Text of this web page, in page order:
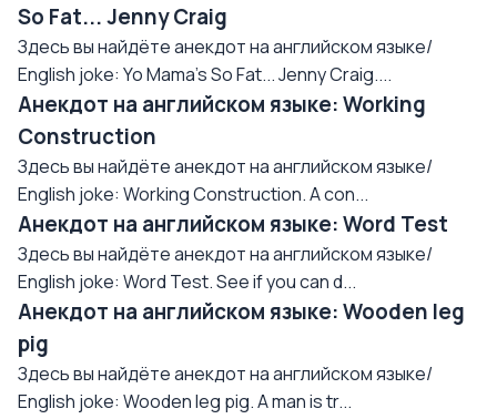
So Fat... Jenny Craig
Здесь вы найдёте анекдот на английском языке/
English joke: Yo Mama's So Fat... Jenny Craig....
Анекдот на английском языке: Working
Construction
Здесь вы найдёте анекдот на английском языке/
English joke: Working Construction. A con...
Анекдот на английском языке: Word Test
Здесь вы найдёте анекдот на английском языке/
English joke: Word Test. See if you can d...
Анекдот на английском языке: Wooden leg
pig
Здесь вы найдёте анекдот на английском языке/
English joke: Wooden leg pig. A man is tr...